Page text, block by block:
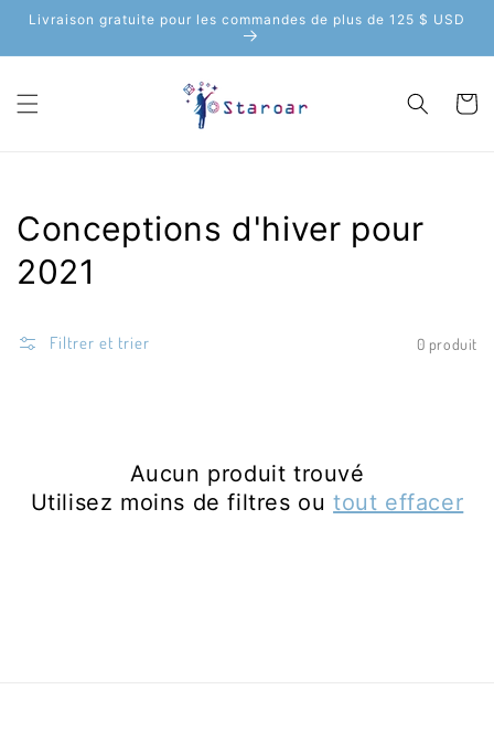
Aller au
Livraison gratuite pour les commandes de plus de 125 $ USD
Chariot
Collection:
Conceptions d'hiver pour
2021
Filtrer et trier 0 produit
Aucun produit trouvé
Utilisez moins de filtres outout effacer